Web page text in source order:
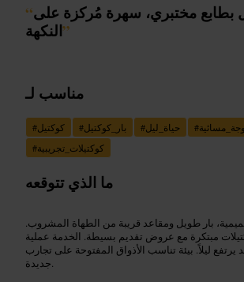
“بطابع مختبري، سهرة مُركزة على
النكهة”
مناسب لـ
#كوكتيل #بار_كوكتيل #حياة_ليل #
#كوكتيلات_تجريبية
ما الذي تتوقعه
بار طويل ومقاعد قريبة من الطهاة المشروب.
مبتكرة مع عروض تقديم بسيطة. الخدمة عملية
ليلاً. بيئة تناسب الأذواق المفتوحة على تجارب
جديدة.